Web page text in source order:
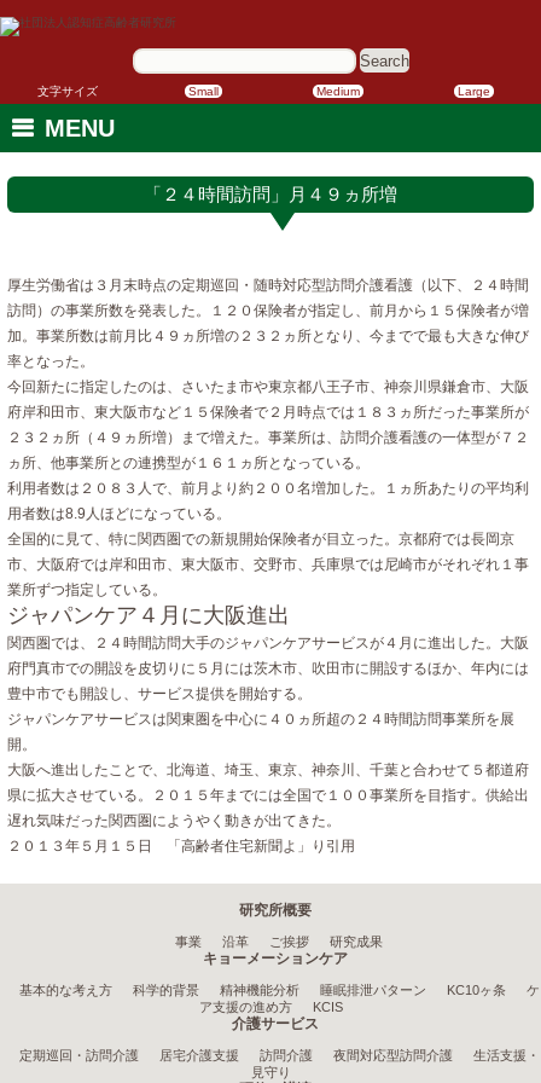
サ
イ
ト
文字サイズ Small Medium Large
MENU
「２４時間訪問」月４９ヵ所増
厚生労働省は３月末時点の定期巡回・随時対応型訪問介護看護（以下、２４時間
訪問）の事業所数を発表した。１２０保険者が指定し、前月から１５保険者が増
加。事業所数は前月比４９ヵ所増の２３２ヵ所となり、今までで最も大きな伸び
率となった。
今回新たに指定したのは、さいたま市や東京都八王子市、神奈川県鎌倉市、大阪
府岸和田市、東大阪市など１５保険者で２月時点では１８３ヵ所だった事業所が
２３２ヵ所（４９ヵ所増）まで増えた。事業所は、訪問介護看護の一体型が７２
ヵ所、他事業所との連携型が１６１ヵ所となっている。
利用者数は２０８３人で、前月より約２００名増加した。１ヵ所あたりの平均利
用者数は8.9人ほどになっている。
全国的に見て、特に関西圏での新規開始保険者が目立った。京都府では長岡京
市、大阪府では岸和田市、東大阪市、交野市、兵庫県では尼崎市がそれぞれ１事
業所ずつ指定している。
ジャパンケア４月に大阪進出
関西圏では、２４時間訪問大手のジャパンケアサービスが４月に進出した。大阪
府門真市での開設を皮切りに５月には茨木市、吹田市に開設するほか、年内には
豊中市でも開設し、サービス提供を開始する。
ジャパンケアサービスは関東圏を中心に４０ヵ所超の２４時間訪問事業所を展
開。
大阪へ進出したことで、北海道、埼玉、東京、神奈川、千葉と合わせて５都道府
県に拡大させている。２０１５年までには全国で１００事業所を目指す。供給出
遅れ気味だった関西圏にようやく動きが出てきた。
２０１３年５月１５日 「高齢者住宅新聞よ」り引用
研究所概要
事業 沿革 ご挨拶 研究成果
キョーメーションケア
基本的な考え方 科学的背景 精神機能分析 睡眠排泄パターン KC10ヶ条
ケ
ア支援の進め方
KCIS
介護サービス
定期巡回・訪問介護 居宅介護支援 訪問介護 夜間対応型訪問介護
生活支援・
見守り